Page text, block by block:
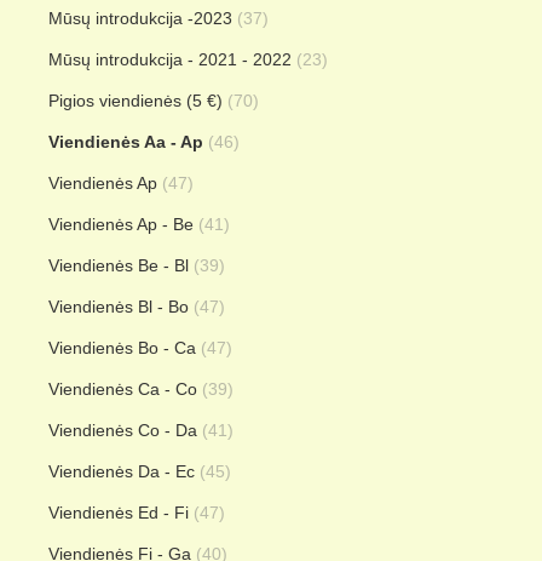
Mūsų introdukcija -2023 (37)
Mūsų introdukcija - 2021 - 2022 (23)
Pigios viendienės (5 €) (70)
Viendienės Aa - Ap (46)
Viendienės Ap (47)
Viendienės Ap - Be (41)
Viendienės Be - Bl (39)
Viendienės Bl - Bo (47)
Viendienės Bo - Ca (47)
Viendienės Ca - Co (39)
Viendienės Co - Da (41)
Viendienės Da - Ec (45)
Viendienės Ed - Fi (47)
Viendienės Fi - Ga (40)